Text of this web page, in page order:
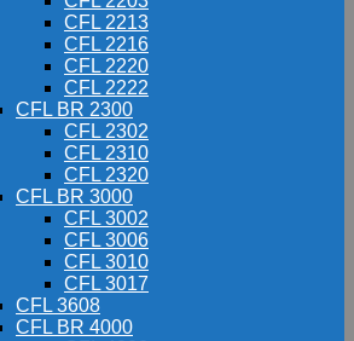
CFL 2213
CFL 2216
CFL 2220
CFL 2222
CFL BR 2300
CFL 2302
CFL 2310
CFL 2320
CFL BR 3000
CFL 3002
CFL 3006
CFL 3010
CFL 3017
CFL 3608
CFL BR 4000